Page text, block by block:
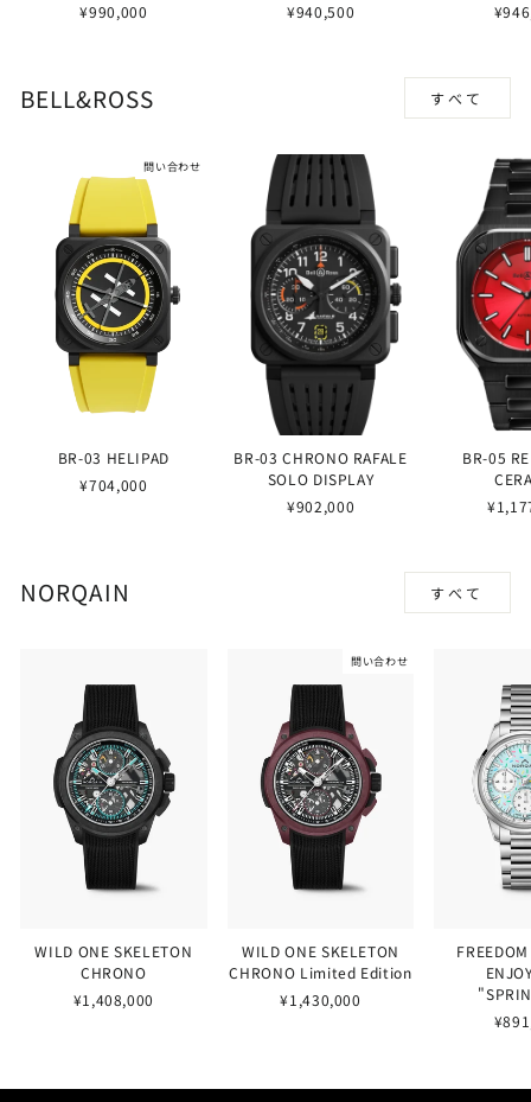
¥990,000 ¥940,500
BELL&ROSS すべて
問い合わせ
BR-03 HELIPAD
¥704,000
BR-03 CHRONO RAFALE
SOLO DISPLAY
¥902,000
BR-05
NORQAIN すべて
WILD ONE SKELETON
CHRONO
¥1,408,000
問い合わせ
WILD ONE SKELETON
CHRONO Limited Edition
¥1,430,000